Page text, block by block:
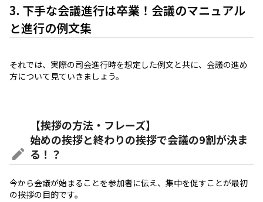
3. 下手な会議進行は卒業！会議のマニュアル
と進行の例文集
それでは、実際の司会進行時を想定した例文と共に、会議の進め
方について見ていきましょう。
【挨拶の方法・フレーズ】
始めの挨拶と終わりの挨拶で会議の9割が決ま
る！？
今から会議が始まることを参加者に伝え、集中を促すことが最初
の挨拶の目的です。